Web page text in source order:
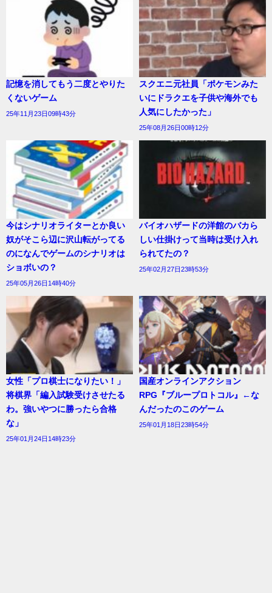
記憶を消してもう二度とやりた
くないゲーム
25年11月23日09時43分
スクエニ元社員「ポケモンみた
いにドラクエを子供や海外でも
人気にしたかった」
25年08月26日00時12分
今はシナリオライターとか良い
奴がそこら辺に沢山転がってる
のになんでゲームのシナリオは
ショボいの？
25年05月26日14時40分
バイオハザードの洋館のバカら
しい仕掛けって当時は受け入れ
られてたの？
25年02月27日23時53分
女性「プロ棋士になりたい！」
将棋界「編入試験受けさせたる
わ。強いやつに勝ったら合格
な」
25年01月24日14時23分
国産オンラインアクション
RPG『ブループロトコル』←な
んだったのこのゲーム
25年01月18日23時54分